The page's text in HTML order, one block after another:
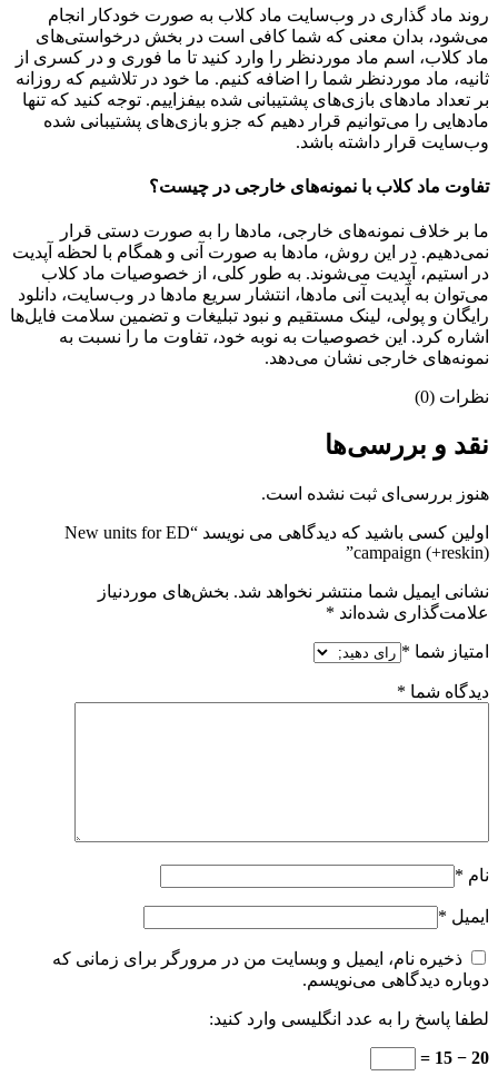
روند ماد گذاری در وب‌سایت ماد کلاب به صورت خودکار انجام
می‌شود، بدان معنی که شما کافی است در بخش درخواستی‌های
ماد کلاب، اسم ماد موردنظر را وارد کنید تا ما فوری و در کسری از
ثانیه، ماد موردنظر شما را اضافه کنیم. ما خود در تلاشیم که روزانه
بر تعداد مادهای بازی‌های پشتیبانی شده بیفزاییم. توجه کنید که تنها
مادهایی را می‌توانیم قرار دهیم که جزو بازی‌های پشتیبانی شده
وب‌سایت قرار داشته باشد.
تفاوت ماد کلاب با نمونه‌های خارجی در چیست؟
ما بر خلاف نمونه‌های خارجی، مادها را به صورت دستی قرار
نمی‌دهیم. در این روش، مادها به صورت آنی و همگام با لحظه آپدیت
در استیم، آپدیت می‌شوند. به طور کلی، از خصوصیات ماد کلاب
می‌‌توان به آپدیت آنی مادها، انتشار سریع مادها در وب‌سایت، دانلود
رایگان و پولی، لینک مستقیم و نبود تبلیغات و تضمین سلامت فایل‌ها
اشاره کرد. این خصوصیات به نوبه خود، تفاوت ما را نسبت به
نمونه‌های خارجی نشان می‌دهد.
نظرات (0)
نقد و بررسی‌ها
هنوز بررسی‌ای ثبت نشده است.
اولین کسی باشید که دیدگاهی می نویسد “New units for ED
campaign (+reskin)”
نشانی ایمیل شما منتشر نخواهد شد. بخش‌های موردنیاز
علامت‌گذاری شده‌اند *
امتیاز شما *
دیدگاه شما *
نام *
ایمیل *
ذخیره نام، ایمیل و وبسایت من در مرورگر برای زمانی که
دوباره دیدگاهی می‌نویسم.
لطفا پاسخ را به عدد انگلیسی وارد کنید:
20 − 15 =